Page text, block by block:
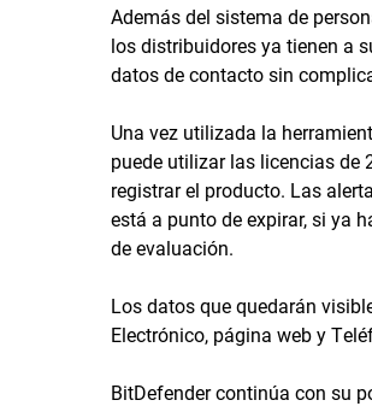
Además del sistema de
los distribuidores ya tienen a
datos de contacto sin
Una vez utilizada la
puede utilizar las licencias de
registrar el producto. Las
está a punto de expirar, si ya
de evaluación.
Los datos que quedarán
Electrónico, página web y
BitDefender continúa con su